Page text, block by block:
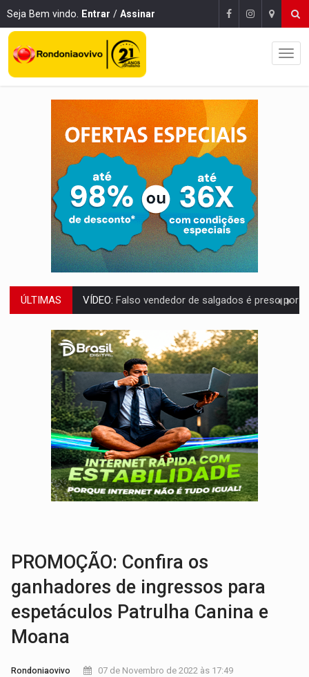
Seja Bem vindo. Entrar / Assinar
ÚLTIMAS BATATA-DOCE E FRANGO: Faça esse escondidinho e me
BARREIRA NATURAL: Desmate da Amazônia corta chuvas no Sul e ameaça
:Anvisa libera venda de medicamentos pela Shopee, mas
MAIS RIGOR:Nova lei endurece punição por abuso sexual contra
POLUIÇÃO E RISCOS:Retirada de fiação irregular avança no país e em PVH
VÍDEO:Armado com machado, homem ameaça matar sobrinha grávida e
TRIBUNAL DO CRIME:Homem é espancado por facção criminosa
VÍDEO:Perseguição é registrada no shopping após colombiana furtar
VÍDEO:
PROMOÇÃO: Confira os
ganhadores de ingressos para
espetáculos Patrulha Canina e
Moana
Rondoniaovivo
07 de Novembro de 2022 às 17:49